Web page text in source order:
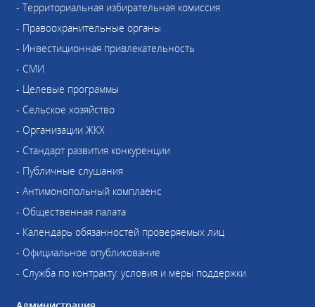
- Территориальная избирательная комиссия
- Правоохранительные органы
- Инвестиционная привлекательность
- СМИ
- Целевые программы
- Сельское хозяйство
- Организации ЖКХ
- Стандарт развития конкуренции
- Публичные слушания
- Антимонопольный комплаенс
- Общественная палата
- Календарь обязанностей проверяемых лиц
- Официальное опубликование
- Служба по контракту: условия и меры поддержки